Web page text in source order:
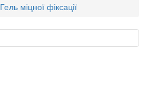
Гель міцної фіксації